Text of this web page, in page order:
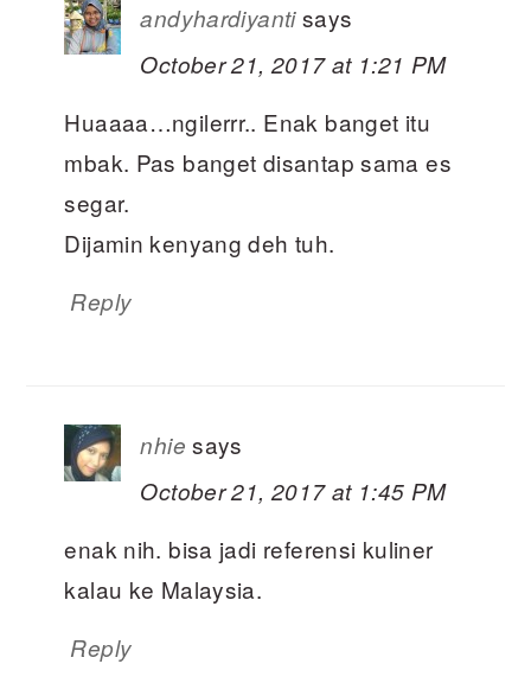
andyhardiyanti says
October 21, 2017 at 1:21 PM
Huaaaa…ngilerrr.. Enak banget itu
mbak. Pas banget disantap sama es
segar.
Dijamin kenyang deh tuh.
Reply
nhie says
October 21, 2017 at 1:45 PM
enak nih. bisa jadi referensi kuliner
kalau ke Malaysia.
Reply